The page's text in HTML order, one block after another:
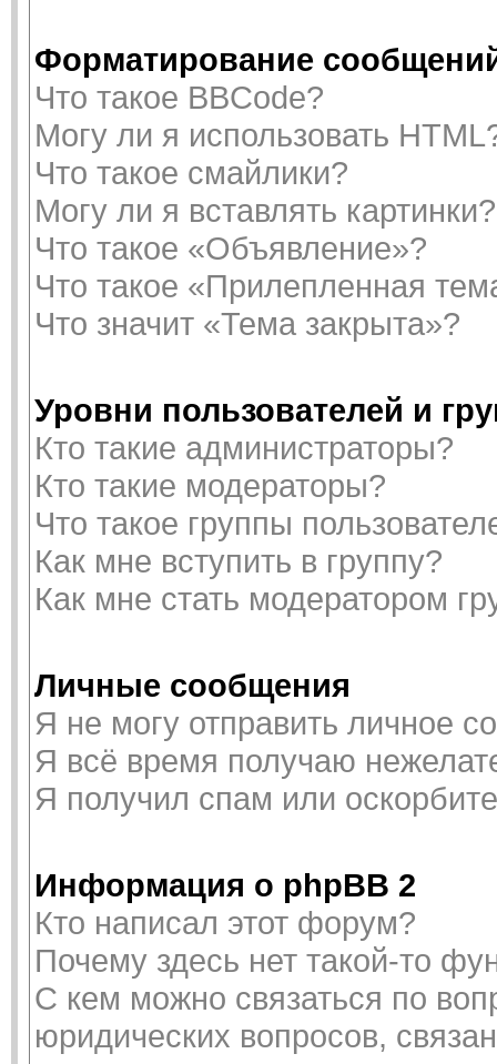
Форматирование
Что такое BBCode?
Могу ли я использовать
Что такое смайлики?
Могу ли я вставлять картинки?
Что такое «Объявление»?
Что такое «Прилепленная
Что значит «Тема закрыта»?
Уровни пользователей и
Кто такие администраторы?
Кто такие модераторы?
Что такое группы
Как мне вступить в группу?
Как мне стать модератором
Личные сообщения
Я не могу отправить личное
Я всё время получаю
Я получил спам или
Информация о phpBB 2
Кто написал этот форум?
Почему здесь нет такой-то
С кем можно связаться по
юридических вопросов,